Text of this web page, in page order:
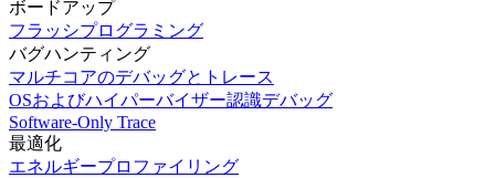
ボードアップ
フラッシプログラミング
バグハンティング
マルチコアのデバッグとトレース
OSおよびハイパーバイザー認識デバッグ
Software-Only Trace
最適化
エネルギープロファイリング